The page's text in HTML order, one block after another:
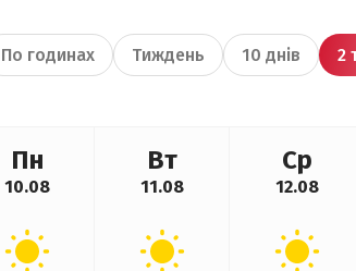
По годинах Тиждень 10 днів 2
Пн
10.08
Вт
11.08
Ср
12.08